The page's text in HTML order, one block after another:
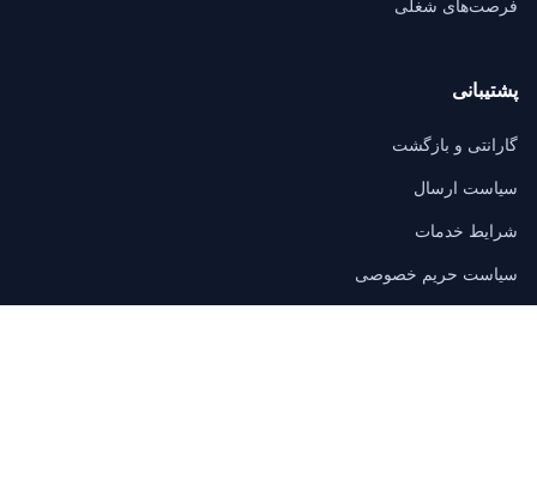
فرصت‌های شغلی
پشتیبانی
گارانتی و بازگشت
سیاست ارسال
شرایط خدمات
سیاست حریم خصوصی